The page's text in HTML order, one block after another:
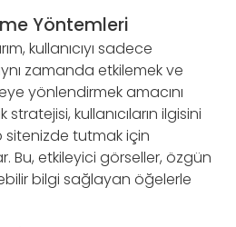
Yöntemleri
kullanıcıyı sadece
zamanda etkilemek ve
yönlendirmek amacını
stratejisi, kullanıcıların ilgisini
sitenizde tutmak için
Bu, etkileyici görseller, özgün
bilgi sağlayan öğelerle